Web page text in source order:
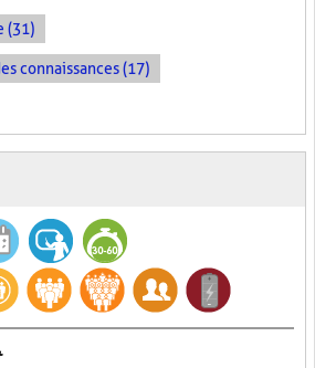
(31)
connaissances (17)